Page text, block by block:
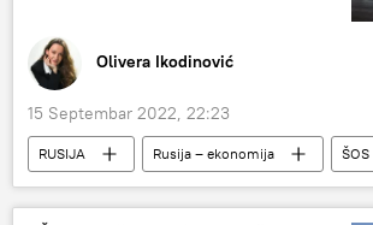
Olivera Ikodinović
15 Septembar 2022, 22:23
RUSIJA Rusija – ekonomija
ŠOS
Analize i mišljenja
Kina